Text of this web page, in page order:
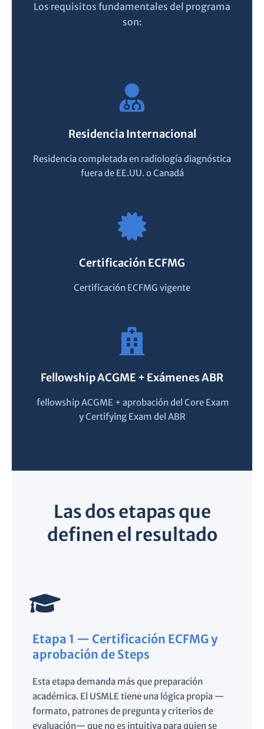
Los requisitos fundamentales del programa
son:
Residencia Internacional
Residencia completada en radiología diagnóstica
fuera de EE.UU. o Canadá
Certificación ECFMG
Certificación ECFMG vigente
Fellowship ACGME + Exámenes ABR
fellowship ACGME + aprobación del Core Exam
y Certifying Exam del ABR
Las dos etapas que
definen el resultado
Etapa 1 — Certificación ECFMG y
aprobación de Steps
Esta etapa demanda más que preparación
académica. El USMLE tiene una lógica propia —
formato, patrones de pregunta y criterios de
evaluación— que no es intuitiva para quien se